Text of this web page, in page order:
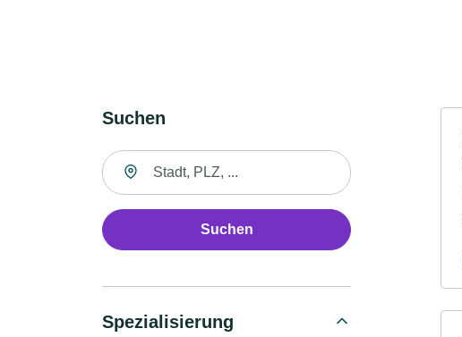
Suchen
Suche nach Ort
Suchen
Spezialisierung